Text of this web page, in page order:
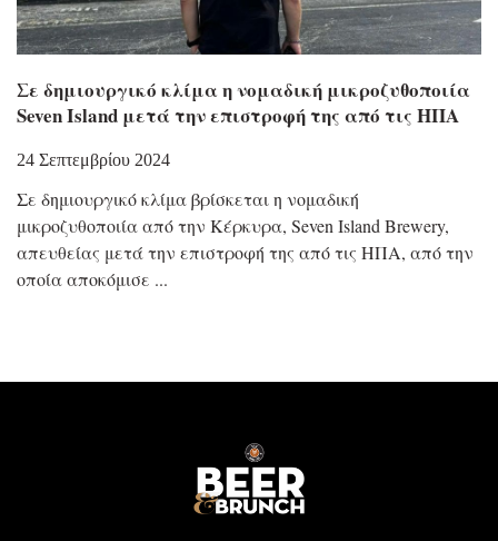
Σε δημιουργικό κλίμα η νομαδική μικροζυθοποιία
Seven Island μετά την επιστροφή της από τις ΗΠΑ
24 Σεπτεμβρίου 2024
Σε δημιουργικό κλίμα βρίσκεται η νομαδική
μικροζυθοποιία από την Κέρκυρα, Seven Island Brewery,
απευθείας μετά την επιστροφή της από τις ΗΠΑ, από την
οποία αποκόμισε